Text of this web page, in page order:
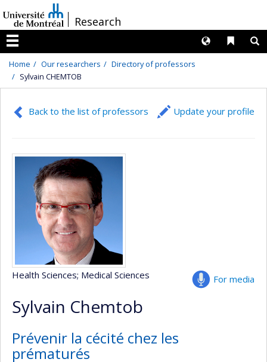
au
contenu
/Research
Menu
Liens
Langues
Home Our researchers
Directory of professors
Sylvain CHEMTOB
Back to the list of professors Update your profile
For media
Health Sciences; Medical Sciences
Sylvain Chemtob
Prévenir la cécité chez les
prématurés